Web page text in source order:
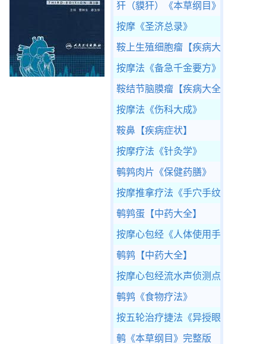
犴（貘犴） 《本草纲目》完整版
按摩 《圣济总录》
鞍上生殖细胞瘤 【疾病大全】
按摩法 《备急千金要方》
鞍结节脑膜瘤 【疾病大全】
按摩法 《伤科大成》
鞍鼻 【疾病症状】
按摩疗法 《针灸学》
鹌鹑肉片 《保健药膳》
按摩推拿疗法 《手穴手纹诊治》
鹌鹑蛋 【中药大全】
按摩心包经 《人体使用手册》
鹌鹑 【中药大全】
按摩心包经流水声侦测点
鹌鹑 《食物疗法》
按五轮治疗捷法 《异授眼科》
鹌 《本草纲目》完整版